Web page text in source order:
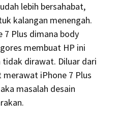
lebih bersahabat,
kalangan menengah.
7 Plus dimana body
membuat HP ini
dirawat. Diluar dari
iPhone 7 Plus
masalah desain